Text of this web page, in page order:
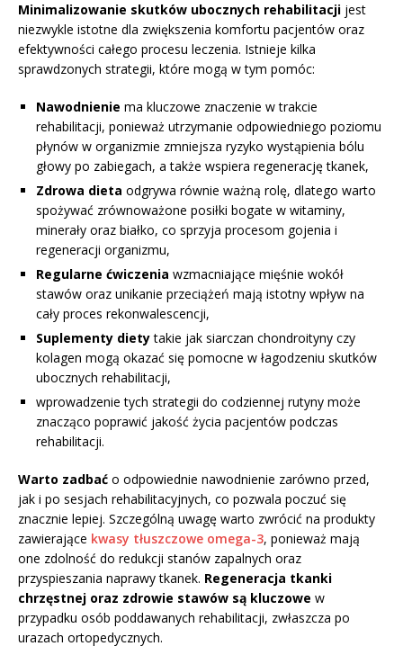
Minimalizowanie skutków ubocznych rehabilitacji jest
niezwykle istotne dla zwiększenia komfortu pacjentów oraz
efektywności całego procesu leczenia. Istnieje kilka
sprawdzonych strategii, które mogą w tym pomóc:
Nawodnienie ma kluczowe znaczenie w trakcie
rehabilitacji, ponieważ utrzymanie odpowiedniego poziomu
płynów w organizmie zmniejsza ryzyko wystąpienia bólu
głowy po zabiegach, a także wspiera regenerację tkanek,
Zdrowa dieta odgrywa równie ważną rolę, dlatego warto
spożywać zrównoważone posiłki bogate w witaminy,
minerały oraz białko, co sprzyja procesom gojenia i
regeneracji organizmu,
Regularne ćwiczenia wzmacniające mięśnie wokół
stawów oraz unikanie przeciążeń mają istotny wpływ na
cały proces rekonwalescencji,
Suplementy dietytakie jak siarczan chondroityny czy
kolagen mogą okazać się pomocne w łagodzeniu skutków
ubocznych rehabilitacji,
wprowadzenie tych strategii do codziennej rutyny może
znacząco poprawić jakość życia pacjentów podczas
rehabilitacji.
Warto zadbać o odpowiednie nawodnienie zarówno przed,
jak i po sesjach rehabilitacyjnych, co pozwala poczuć się
znacznie lepiej. Szczególną uwagę warto zwrócić na produkty
zawierające kwasy tłuszczowe omega-3, ponieważ mają
one zdolność do redukcji stanów zapalnych oraz
przyspieszania naprawy tkanek. Regeneracja tkanki
chrzęstnej oraz zdrowie stawów są kluczowe w
przypadku osób poddawanych rehabilitacji, zwłaszcza po
urazach ortopedycznych.